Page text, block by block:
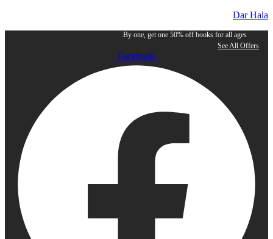
Dar Hala
By one, get one 50% off books for all ages.
See All Offers
Facebook